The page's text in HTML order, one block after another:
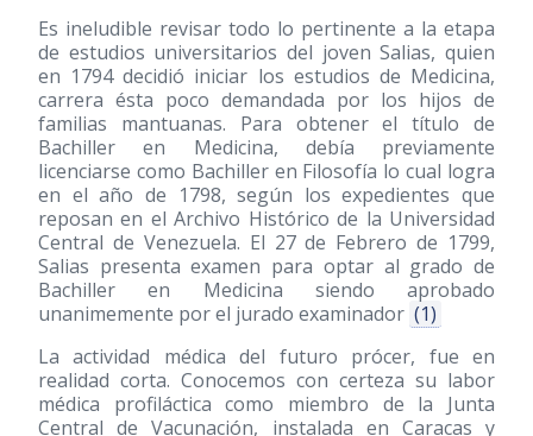
Es ineludible revisar todo lo pertinente a la etapa
de estudios universitarios del joven Salias, quien
en 1794 decidió iniciar los estudios de Medicina,
carrera ésta poco demandada por los hijos de
familias mantuanas. Para obtener el título de
Bachiller en Medicina, debía previamente
licenciarse como Bachiller en Filosofía lo cual logra
en el año de 1798, según los expedientes que
reposan en el Archivo Histórico de la Universidad
Central de Venezuela. El 27 de Febrero de 1799,
Salias presenta examen para optar al grado de
Bachiller en Medicina siendo aprobado
unanimemente por el jurado examinador (1)
La actividad médica del futuro prócer, fue en
realidad corta. Conocemos con certeza su labor
médica profiláctica como miembro de la Junta
Central de Vacunación, instalada en Caracas y